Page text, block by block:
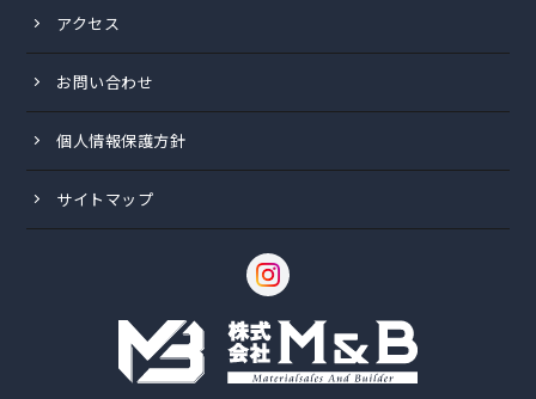
アクセス
お問い合わせ
個人情報保護方針
サイトマップ